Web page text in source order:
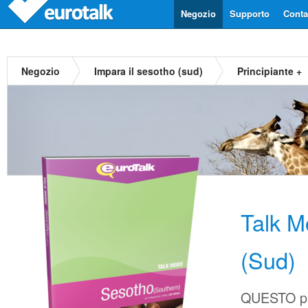
Supporto
Negozio
Negozio Impara il sesotho (sud) Principiante +
Talk
(Sud)
QUESTO